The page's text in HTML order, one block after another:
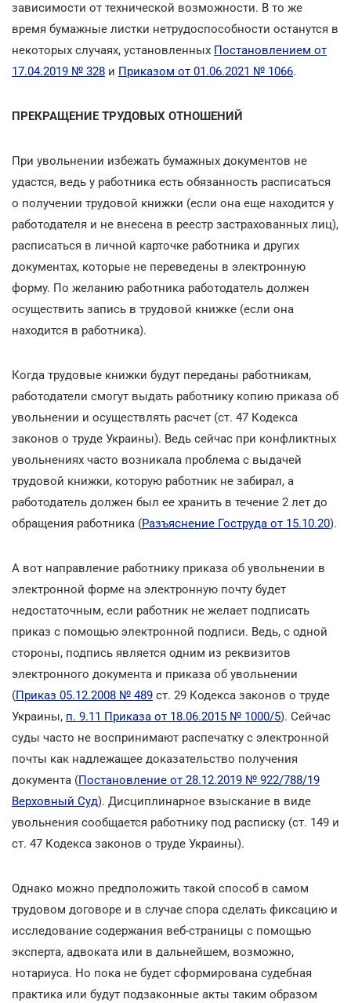
зависимости от технической возможности. В то же
время бумажные листки нетрудоспособности останутся в
некоторых случаях, установленных Постановлением от
17.04.2019 № 328 и Приказом от 01.06.2021 № 1066.
ПРЕКРАЩЕНИЕ ТРУДОВЫХ ОТНОШЕНИЙ
При увольнении избежать бумажных документов не
удастся, ведь у работника есть обязанность расписаться
о получении трудовой книжки (если она еще находится у
работодателя и не внесена в реестр застрахованных лиц),
расписаться в личной карточке работника и других
документах, которые не переведены в электронную
форму. По желанию работника работодатель должен
осуществить запись в трудовой книжке (если она
находится в работника).
Когда трудовые книжки будут переданы работникам,
работодатели смогут выдать работнику копию приказа об
увольнении и осуществлять расчет (ст. 47 Кодекса
законов о труде Украины). Ведь сейчас при конфликтных
увольнениях часто возникала проблема с выдачей
трудовой книжки, которую работник не забирал, а
работодатель должен был ее хранить в течение 2 лет до
обращения работника (Разъяснение Гоструда от 15.10.20).
А вот направление работнику приказа об увольнении в
электронной форме на электронную почту будет
недостаточным, если работник не желает подписать
приказ с помощью электронной подписи. Ведь, с одной
стороны, подпись является одним из реквизитов
электронного документа и приказа об увольнении
(Приказ 05.12.2008 № 489 ст. 29 Кодекса законов о труде
Украины, п. 9.11 Приказа от 18.06.2015 № 1000/5). Сейчас
суды часто не воспринимают распечатку с электронной
почты как надлежащее доказательство получения
документа (Постановление от 28.12.2019 № 922/788/19
Верховный Суд). Дисциплинарное взыскание в виде
увольнения сообщается работнику под расписку (ст. 149 и
ст. 47 Кодекса законов о труде Украины).
Однако можно предположить такой способ в самом
трудовом договоре и в случае спора сделать фиксацию и
исследование содержания веб-страницы с помощью
эксперта, адвоката или в дальнейшем, возможно,
нотариуса. Но пока не будет сформирована судебная
практика или будут подзаконные акты таким образом